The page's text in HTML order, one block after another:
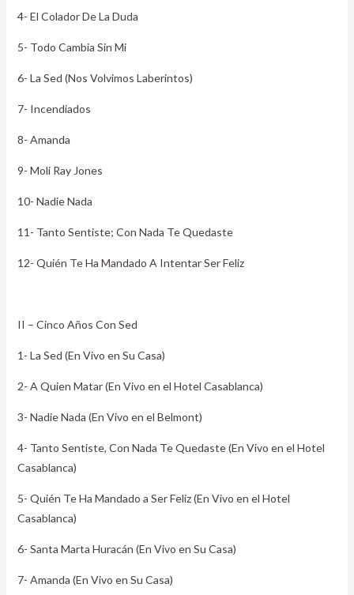
4- El Colador De La Duda
5- Todo Cambia Sin Mi
6- La Sed (Nos Volvimos Laberintos)
7- Incendiados
8- Amanda
9- Moli Ray Jones
10- Nadie Nada
11- Tanto Sentiste; Con Nada Te Quedaste
12- Quién Te Ha Mandado A Intentar Ser Feliz
II – Cinco Años Con Sed
1- La Sed (En Vivo en Su Casa)
2- A Quien Matar (En Vivo en el Hotel Casablanca)
3- Nadie Nada (En Vivo en el Belmont)
4- Tanto Sentiste, Con Nada Te Quedaste (En Vivo en el Hotel
Casablanca)
5- Quién Te Ha Mandado a Ser Feliz (En Vivo en el Hotel
Casablanca)
6- Santa Marta Huracán (En Vivo en Su Casa)
7- Amanda (En Vivo en Su Casa)